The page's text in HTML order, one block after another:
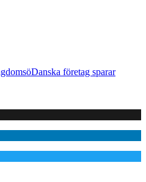
Danska företag sparar